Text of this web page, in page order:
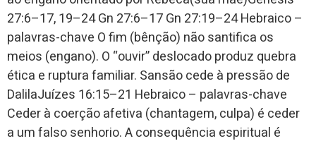
27:6–17, 19–24 Gn 27:6–17 Gn 27:19–24 Hebraico –
palavras-chave O fim (bênção) não santifica os
meios (engano). O “ouvir” deslocado produz quebra
ética e ruptura familiar. Sansão cede à pressão de
DalilaJuízes 16:15–21 Hebraico – palavras-chave
Ceder à coerção afetiva (chantagem, culpa) é ceder
a um falso senhorio. A consequência espiritual é